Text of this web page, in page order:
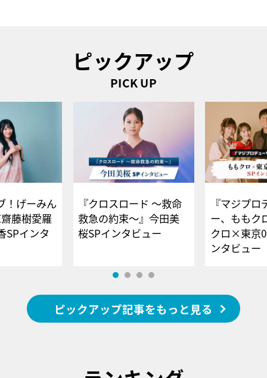
ピックアップ
PICK UP
！げーみん
藤樹愛羅
SPインタ
『クロスロード ～救命
救急の約束～』今田美
桜SPインタビュー
『マジプロ
ー、ももク
クロ×東京
ンタビュー
ピックアップ記事をもっと見る